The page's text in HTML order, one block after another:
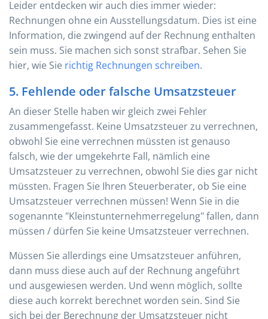
Leider entdecken wir auch dies immer wieder:
Rechnungen ohne ein Ausstellungsdatum. Dies ist eine
Information, die zwingend auf der Rechnung enthalten
sein muss. Sie machen sich sonst strafbar. Sehen Sie
hier, wie Sie richtig Rechnungen schreiben.
5. Fehlende oder falsche Umsatzsteuer
An dieser Stelle haben wir gleich zwei Fehler
zusammengefasst. Keine Umsatzsteuer zu verrechnen,
obwohl Sie eine verrechnen müssten ist genauso
falsch, wie der umgekehrte Fall, nämlich eine
Umsatzsteuer zu verrechnen, obwohl Sie dies gar nicht
müssten. Fragen Sie Ihren Steuerberater, ob Sie eine
Umsatzsteuer verrechnen müssen! Wenn Sie in die
sogenannte "Kleinstunternehmerregelung" fallen, dann
müssen / dürfen Sie keine Umsatzsteuer verrechnen.
Müssen Sie allerdings eine Umsatzsteuer anführen,
dann muss diese auch auf der Rechnung angeführt
und ausgewiesen werden. Und wenn möglich, sollte
diese auch korrekt berechnet worden sein. Sind Sie
sich bei der Berechnung der Umsatzsteuer nicht